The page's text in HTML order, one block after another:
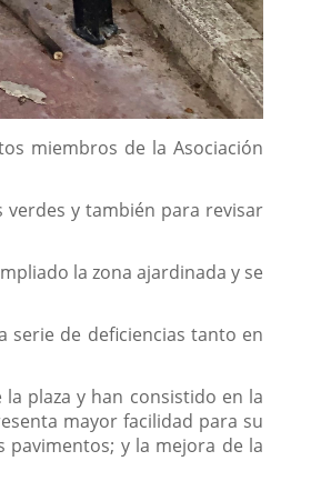
miembros de la Asociación
verdes y también para revisar
la zona ajardinada y se
serie de deficiencias tanto en
plaza y han consistido en la
mayor facilidad para su
pavimentos; y la mejora de la